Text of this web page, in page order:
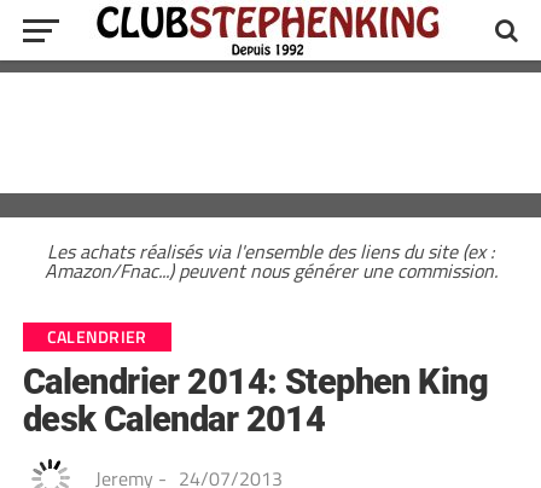
Les achats réalisés via l'ensemble des liens du site (ex :
Amazon/Fnac...) peuvent nous générer une commission.
CALENDRIER
Calendrier 2014: Stephen King
desk Calendar 2014
Jeremy - 24/07/2013